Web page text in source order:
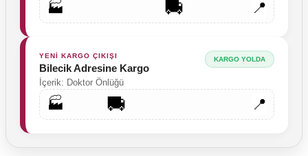
🏭 🚚 📍
YENİ KARGO ÇIKIŞI
Bilecik Adresine Kargo
İçerik: Doktor Önlüğü
KARGO YOLDA
🏭 🚚 📍